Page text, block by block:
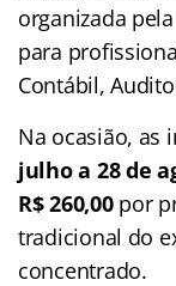
organizada
para
Contábil,
Na ocasião, as
julho a 28 de
R$ 260,00por
tradicional do
concentrado.